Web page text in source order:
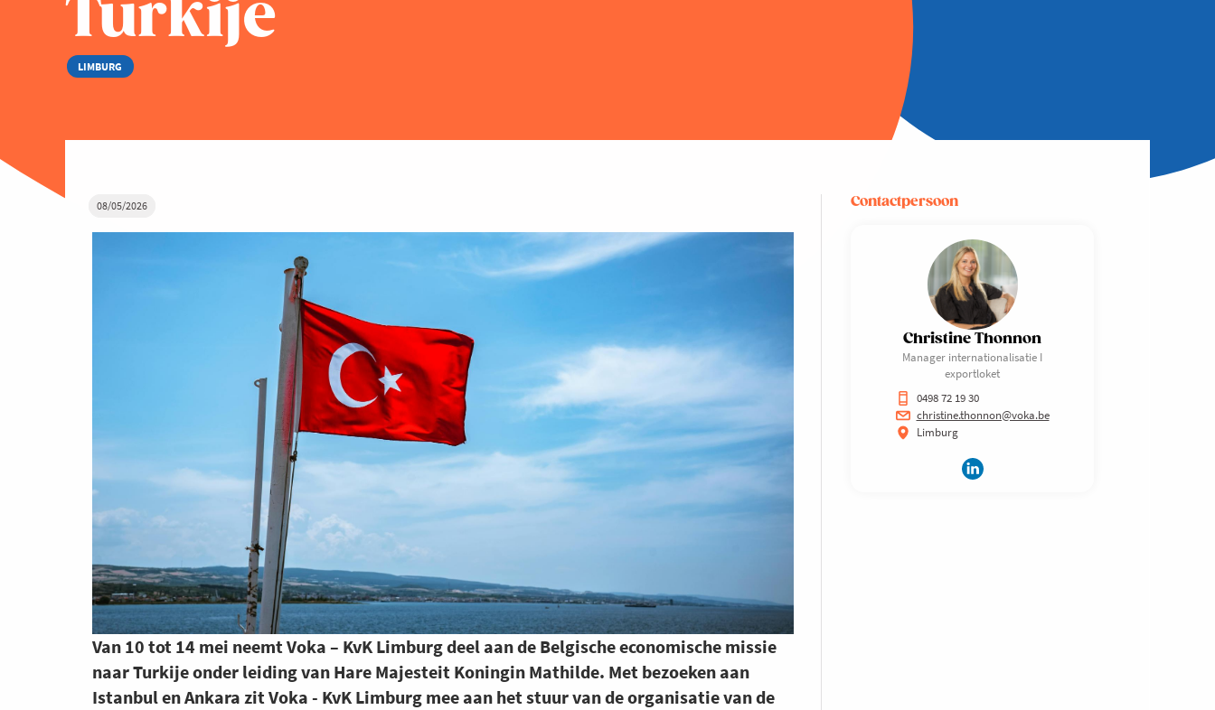
Turkije
LIMBURG
08/05/2026
Van 10 tot 14 mei neemt Voka – KvK Limburg deel aan de Belgische economische missie
naar Turkije onder leiding van Hare Majesteit Koningin Mathilde. Met bezoeken aan
Istanbul en Ankara zit Voka - KvK Limburg mee aan het stuur van de organisatie van de
Contactpersoon
Christine Thonnon
Manager internationalisatie I
exportloket
0498 72 19 30
christine.thonnon@voka.be
Limburg